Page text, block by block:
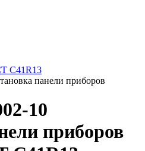
C41R13
панели приборов
10
приборов